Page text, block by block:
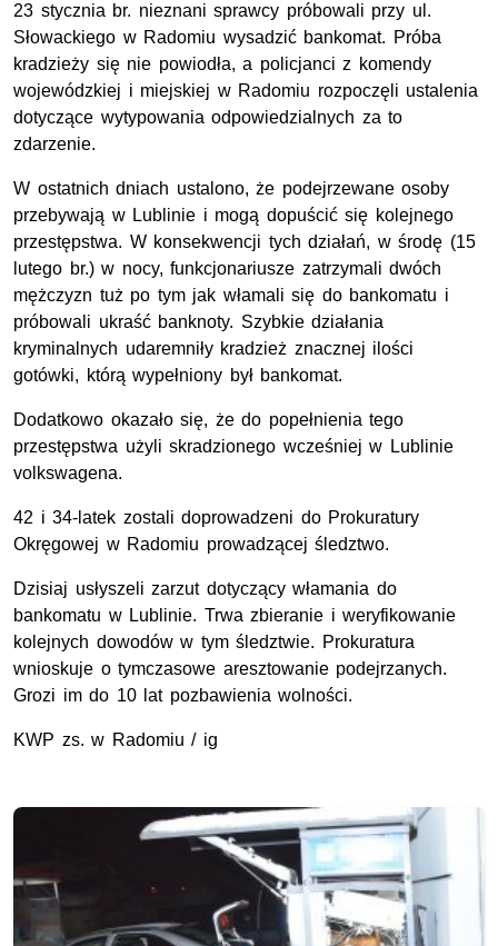
23 stycznia br. nieznani sprawcy próbowali przy ul.
Słowackiego w Radomiu wysadzić bankomat. Próba
kradzieży się nie powiodła, a policjanci z komendy
wojewódzkiej i miejskiej w Radomiu rozpoczęli ustalenia
dotyczące wytypowania odpowiedzialnych za to
zdarzenie.
W ostatnich dniach ustalono, że podejrzewane osoby
przebywają w Lublinie i mogą dopuścić się kolejnego
przestępstwa. W konsekwencji tych działań, w środę (15
lutego br.) w nocy, funkcjonariusze zatrzymali dwóch
mężczyzn tuż po tym jak włamali się do bankomatu i
próbowali ukraść banknoty. Szybkie działania
kryminalnych udaremniły kradzież znacznej ilości
gotówki, którą wypełniony był bankomat.
Dodatkowo okazało się, że do popełnienia tego
przestępstwa użyli skradzionego wcześniej w Lublinie
volkswagena.
42 i 34-latek zostali doprowadzeni do Prokuratury
Okręgowej w Radomiu prowadzącej śledztwo.
Dzisiaj usłyszeli zarzut dotyczący włamania do
bankomatu w Lublinie. Trwa zbieranie i weryfikowanie
kolejnych dowodów w tym śledztwie. Prokuratura
wnioskuje o tymczasowe aresztowanie podejrzanych.
Grozi im do 10 lat pozbawienia wolności.
KWP zs. w Radomiu / ig